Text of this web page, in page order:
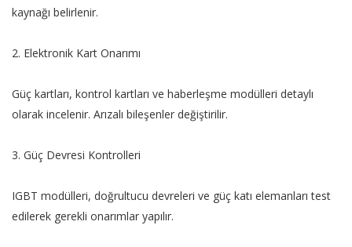
kaynağı belirlenir.
2. Elektronik Kart Onarımı
Güç kartları, kontrol kartları ve haberleşme modülleri detaylı
olarak incelenir. Arızalı bileşenler değiştirilir.
3. Güç Devresi Kontrolleri
IGBT modülleri, doğrultucu devreleri ve güç katı elemanları test
edilerek gerekli onarımlar yapılır.